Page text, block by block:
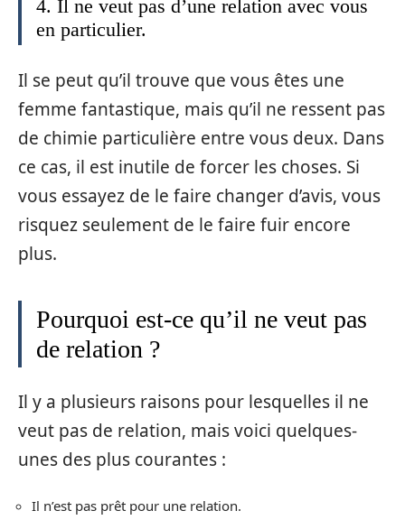
4. Il ne veut pas d’une relation avec vous
en particulier.
Il se peut qu’il trouve que vous êtes une
femme fantastique, mais qu’il ne ressent pas
de chimie particulière entre vous deux. Dans
ce cas, il est inutile de forcer les choses. Si
vous essayez de le faire changer d’avis, vous
risquez seulement de le faire fuir encore
plus.
Pourquoi est-ce qu’il ne veut pas
de relation ?
Il y a plusieurs raisons pour lesquelles il ne
veut pas de relation, mais voici quelques-
unes des plus courantes :
Il n’est pas prêt pour une relation.